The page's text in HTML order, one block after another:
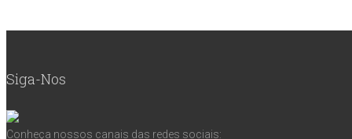
Siga-Nos
Conheça nossos canais das redes sociais: